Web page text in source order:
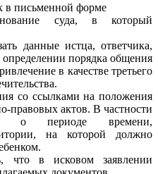
в письменной форме
суда, в который
данные истца, ответчика,
порядка общения
в качестве третьего
со ссылками на положения
правовых актов. В частности
о периоде времени,
на которой должно
что в исковом заявлении